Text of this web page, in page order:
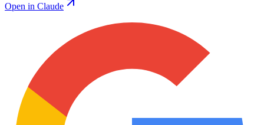
Open in Claude